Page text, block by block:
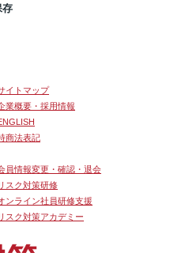
存
イトマップ
業概要・採用情報
商法表記
員情報変更・確認・退会
スク対策研修
ンライン社員研修支援
スク対策アカデミー